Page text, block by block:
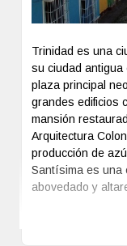
promedio de la
Panamá en plan
liviano para los
para las mujeres.
realizar un city
sol son ideales.
Puede llegar a
Airlines,
tienen varios
cual recorre
Trinidad es una
su ciudad antigua
plaza principal
grandes edificios
mansión
Arquitectura
producción de
Santísima es una
abovedado y